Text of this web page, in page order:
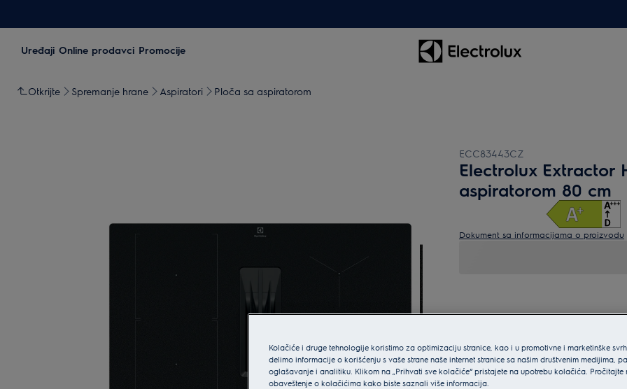
Uređaji Online prodavci Promocije
Otkrijte Spremanje hrane Aspiratori Ploča sa aspiratorom
ECC83443CZ
Electrolux Extractor
aspiratorom 80 cm
Dokument sa informacijama o proizvodu
Kolačiće i druge tehnologije koristimo za optimizaciju stranice, kao i u promotivne i marketinške
delimo informacije o korišćenju s vaše strane naše internet stranice sa našim društvenim medijima,
oglašavanje i analitiku. Klikom na „Prihvati sve kolačiće“ pristajete na upotrebu kolačića. Pročitajte
obaveštenje o kolačićima kako biste saznali više informacija.